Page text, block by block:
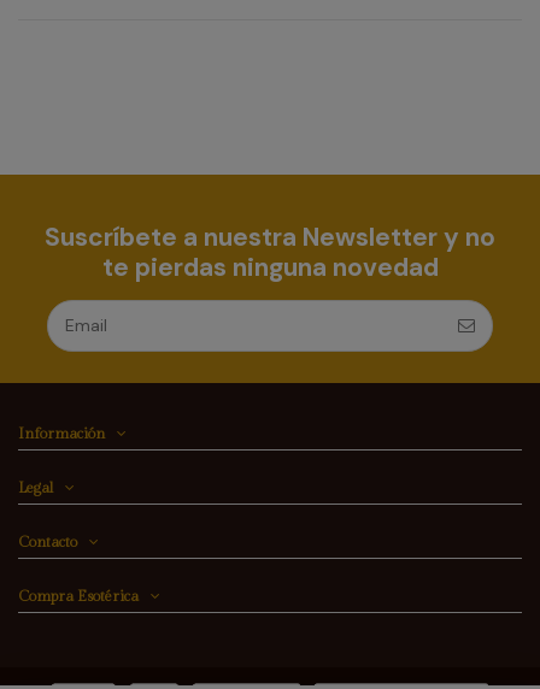
Suscríbete a nuestra Newsletter y no
te pierdas ninguna novedad
Información
Legal
Contacto
Compra Esotérica